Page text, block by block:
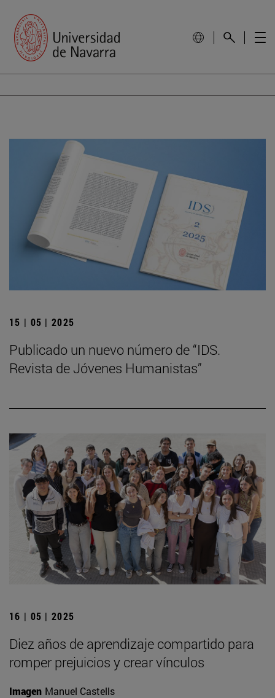
15 | 05 | 2025
Publicado un nuevo número de “IDS.
Revista de Jóvenes Humanistas”
16 | 05 | 2025
Diez años de aprendizaje compartido para
romper prejuicios y crear vínculos
Imagen Manuel Castells